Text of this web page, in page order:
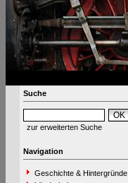
Suche
zur erweiterten Suche
Navigation
Geschichte & Hintergründe